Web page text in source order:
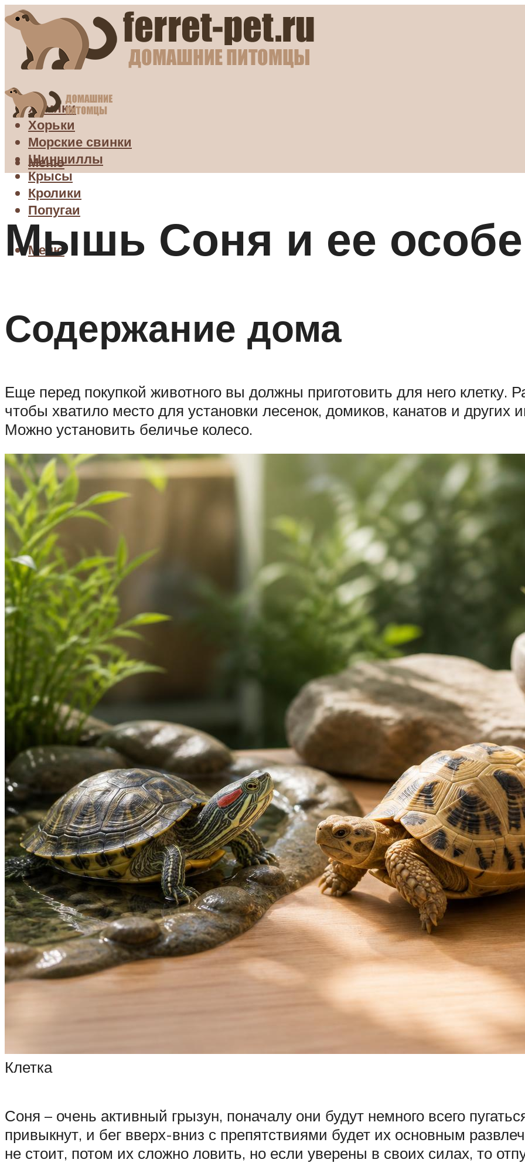
Хомяки
Хорьки
Морские свинки
Шиншиллы
Крысы
Кролики
Попугаи
Меню
Меню
Мышь Соня и ее
Содержание дома
Еще перед покупкой животного вы должны приготовить для него
чтобы хватило место для установки лесенок, домиков, канатов и других
Можно установить беличье колесо.
Клетка
Соня – очень активный грызун, поначалу они будут немного всего
привыкнут, и бег вверх-вниз с препятствиями будет их основным
не стоит, потом их сложно ловить, но если уверены в своих силах, то